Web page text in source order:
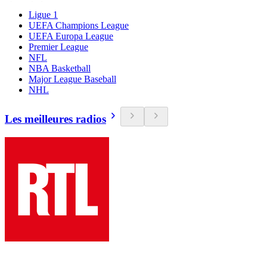
Ligue 1
UEFA Champions League
UEFA Europa League
Premier League
NFL
NBA Basketball
Major League Baseball
NHL
Les meilleures radios